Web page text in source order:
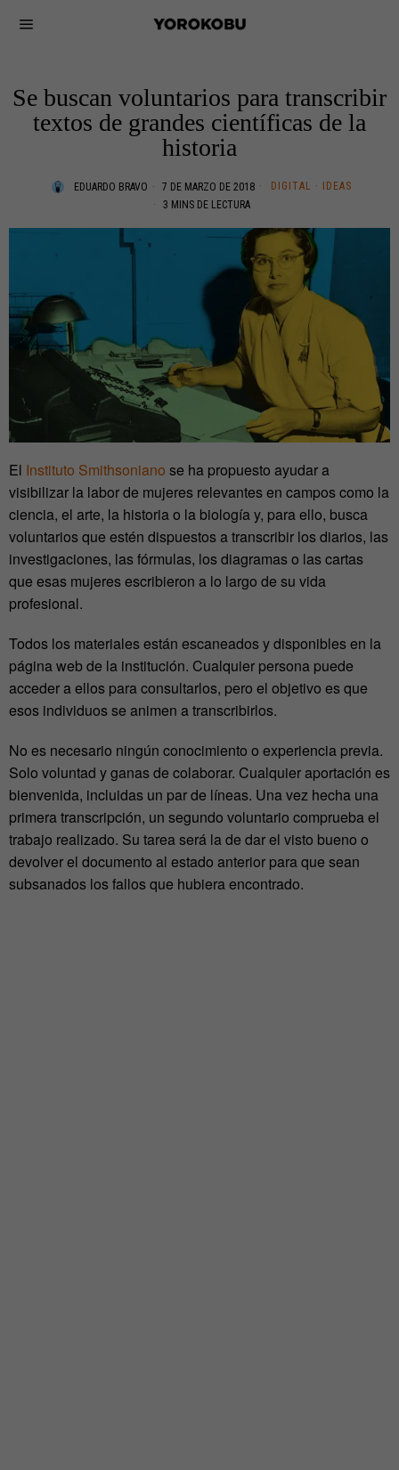
Se buscan voluntarios para transcribir
textos de grandes científicas de la
historia
EDUARDO BRAVO 7 DE MARZO DE 2018 DIGITAL ·
IDEAS
3 MINS DE LECTURA
El Instituto Smithsoniano se ha propuesto ayudar a
visibilizar la labor de mujeres relevantes en campos como la
ciencia, el arte, la historia o la biología y, para ello, busca
voluntarios que estén dispuestos a transcribir los diarios, las
investigaciones, las fórmulas, los diagramas o las cartas
que esas mujeres escribieron a lo largo de su vida
profesional.
Todos los materiales están escaneados y disponibles en la
página web de la institución. Cualquier persona puede
acceder a ellos para consultarlos, pero el objetivo es que
esos individuos se animen a transcribirlos.
No es necesario ningún conocimiento o experiencia previa.
Solo voluntad y ganas de colaborar. Cualquier aportación es
bienvenida, incluidas un par de líneas. Una vez hecha una
primera transcripción, un segundo voluntario comprueba el
trabajo realizado. Su tarea será la de dar el visto bueno o
devolver el documento al estado anterior para que sean
subsanados los fallos que hubiera encontrado.